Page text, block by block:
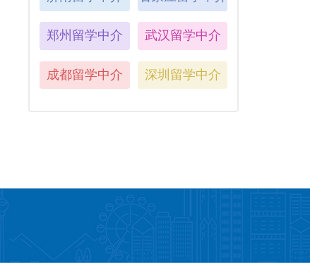
郑州留学中介 武汉留学中介
成都留学中介 深圳留学中介